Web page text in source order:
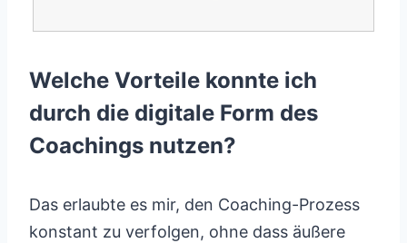
Welche Vorteile konnte ich
durch die digitale Form des
Coachings nutzen?
Das erlaubte es mir, den Coaching-Prozess
konstant zu verfolgen, ohne dass äußere